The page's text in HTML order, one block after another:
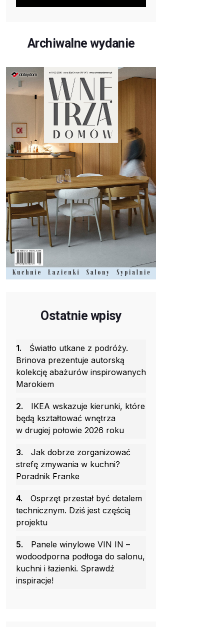
Archiwalne wydanie
Ostatnie wpisy
1.
Światło utkane z podróży.
Brinova prezentuje autorską
kolekcję abażurów inspirowanych
Marokiem
2.
IKEA wskazuje kierunki, które
będą kształtować wnętrza
w drugiej połowie 2026 roku
3.
Jak dobrze zorganizować
strefę zmywania w kuchni?
Poradnik Franke
4.
Osprzęt przestał być detalem
technicznym. Dziś jest częścią
projektu
5.
Panele winylowe VIN IN –
wodoodporna podłoga do salonu,
kuchni i łazienki. Sprawdź
inspiracje!